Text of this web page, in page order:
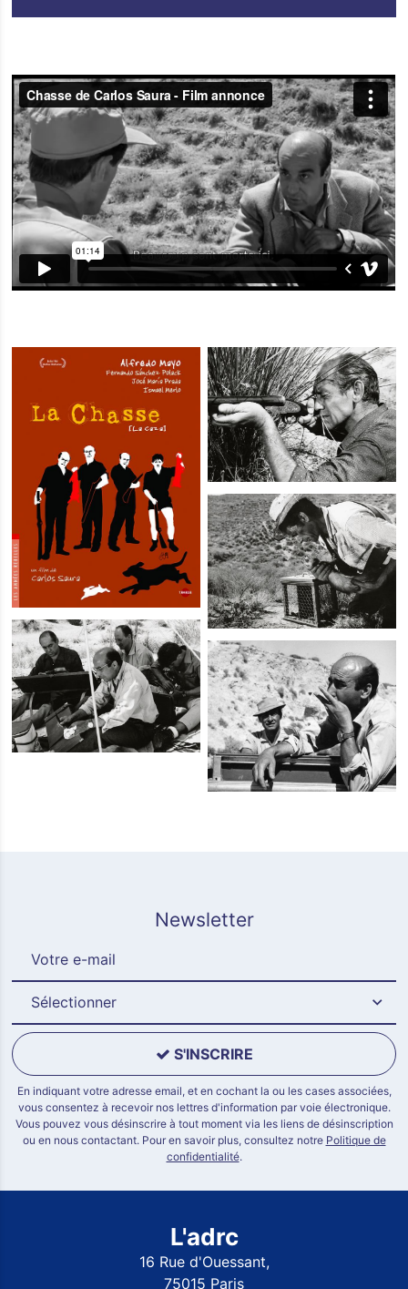
Newsletter
Sélectionner
S'INSCRIRE
En indiquant votre adresse email, et en cochant la ou les cases associées,
vous consentez à recevoir nos lettres d'information par voie électronique.
Vous pouvez vous désinscrire à tout moment via les liens de désinscription
ou en nous contactant. Pour en savoir plus, consultez notre Politique de
confidentialité.
L'adrc
16 Rue d'Ouessant,
75015 Paris